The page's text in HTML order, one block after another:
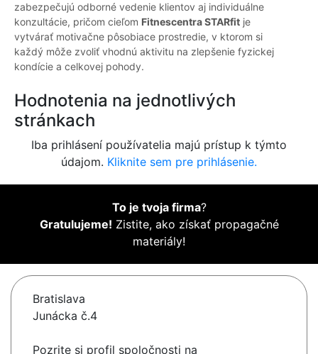
zabezpečujú odborné vedenie klientov aj individuálne
konzultácie, pričom cieľom Fitnescentra STARfit je
vytvárať motivačne pôsobiace prostredie, v ktorom si
každý môže zvoliť vhodnú aktivitu na zlepšenie fyzickej
kondície a celkovej pohody.
Hodnotenia na jednotlivých
stránkach
Iba prihlásení používatelia majú prístup k týmto
údajom. Kliknite sem pre prihlásenie.
To je tvoja firma?
Gratulujeme! Zistite, ako získať propagačné
materiály!
Bratislava
Junácka č.4
Pozrite si profil spoločnosti na